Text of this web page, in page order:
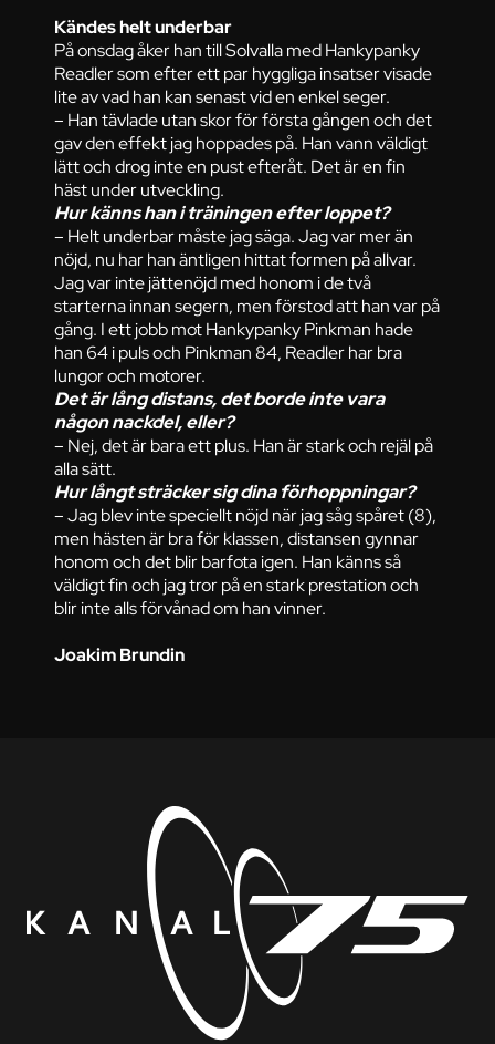
Kändes helt underbar
På onsdag åker han till Solvalla med Hankypanky
Readler som efter ett par hyggliga insatser visade
lite av vad han kan senast vid en enkel seger.
– Han tävlade utan skor för första gången och det
gav den effekt jag hoppades på. Han vann väldigt
lätt och drog inte en pust efteråt. Det är en fin
häst under utveckling.
Hur känns han i träningen efter loppet?
– Helt underbar måste jag säga. Jag var mer än
nöjd, nu har han äntligen hittat formen på allvar.
Jag var inte jättenöjd med honom i de två
starterna innan segern, men förstod att han var på
gång. I ett jobb mot Hankypanky Pinkman hade
han 64 i puls och Pinkman 84, Readler har bra
lungor och motorer.
Det är lång distans, det borde inte vara
någon nackdel, eller?
– Nej, det är bara ett plus. Han är stark och rejäl på
alla sätt.
Hur långt sträcker sig dina förhoppningar?
– Jag blev inte speciellt nöjd när jag såg spåret (8),
men hästen är bra för klassen, distansen gynnar
honom och det blir barfota igen. Han känns så
väldigt fin och jag tror på en stark prestation och
blir inte alls förvånad om han vinner.
Joakim Brundin